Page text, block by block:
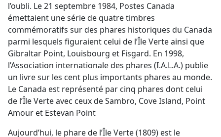
l’oubli. Le 21 septembre 1984, Postes Canada
émettaient une série de quatre timbres
commémoratifs sur des phares historiques du Canada
parmi lesquels figuraient celui de l’Île Verte ainsi que
Gibraltar Point, Louisbourg et Fisgard. En 1998,
l’Association internationale des phares (I.A.L.A.) publie
un livre sur les cent plus importants phares au monde.
Le Canada est représenté par cinq phares dont celui
de l’Île Verte avec ceux de Sambro, Cove Island, Point
Amour et Estevan Point
Aujourd’hui, le phare de l’Île Verte (1809) est le